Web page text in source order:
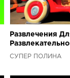
Развлечения
СУПЕР ПОЛИНА